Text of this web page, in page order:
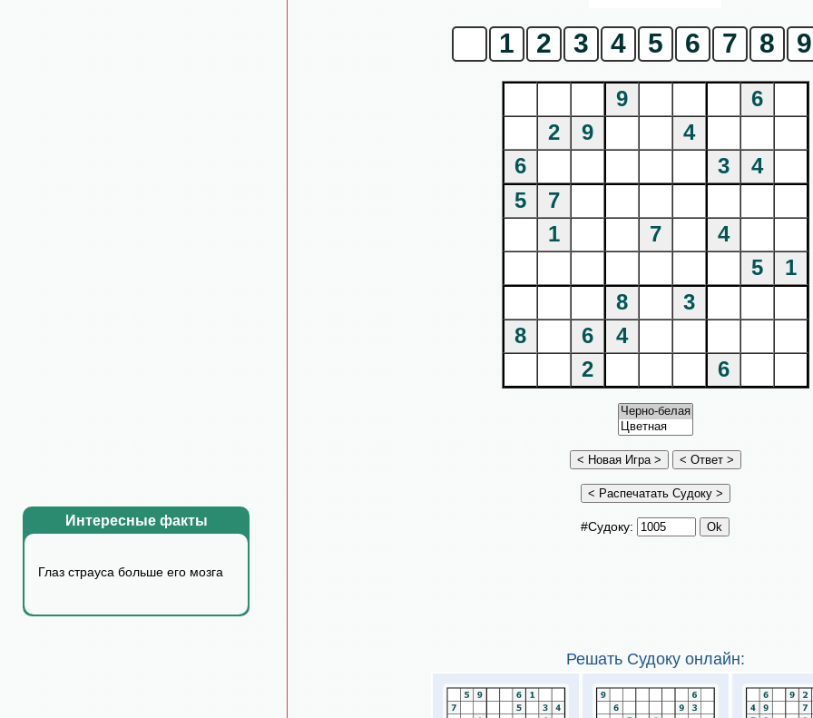
Интересные факты
Глаз страуса больше его мозга
1 2 3 4 5 6 7 8 9
9
6
2
9
4
6
3
4
5
7
1
7
4
5
1
8
3
8
6
4
2
6
#Судоку:
Решать Судоку онлайн: